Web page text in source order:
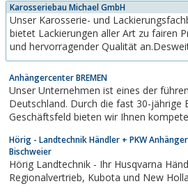
Karosseriebau Michael GmbH
Unser Karosserie- und
bietet Lackierungen aller Art zu fairen
und hervorragender Qualität
autorisierter Fachhändler der Trebbiner
Fahrzeugfabrik GmbH bieten wir Ihnen
Fahrzeuganhänger mit einem
Preis-/ Leistungsverhältnis.Aber
sich selbst....
Anhängercenter BREMEN
Unser Unternehmen ist eines der
Deutschland. Durch die fast 30-jährige
Geschäftsfeld bieten wir Ihnen
Qualitäts-Marken Hapert, Stema, Unsinn-Fahrzeugtechnik,
Cheval Liberté und Careliner sind wir...
Hörig - Landtechnik Händler + PKW
Bischweier
Hörig Landtechnik - Ihr Husqvarna Händler, Hirth PKW
Regionalvertrieb, Kubota und